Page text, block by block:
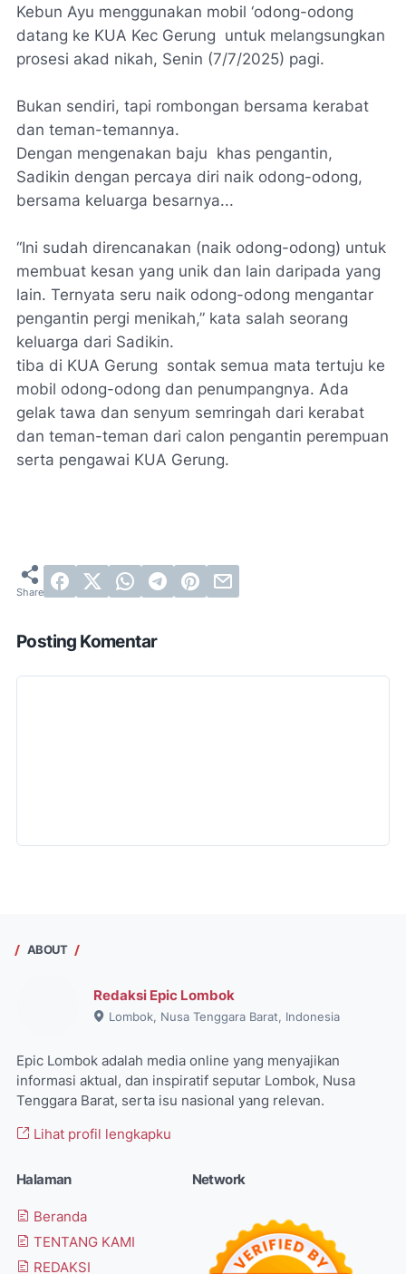
Kebun Ayu menggunakan mobil ‘odong-odong
datang ke KUA Kec Gerung untuk melangsungkan
prosesi akad nikah, Senin (7/7/2025) pagi.
Bukan sendiri, tapi rombongan bersama kerabat
dan teman-temannya.
Dengan mengenakan baju khas pengantin,
Sadikin dengan percaya diri naik odong-odong,
bersama keluarga besarnya...
“Ini sudah direncanakan (naik odong-odong) untuk
membuat kesan yang unik dan lain daripada yang
lain. Ternyata seru naik odong-odong mengantar
pengantin pergi menikah,” kata salah seorang
keluarga dari Sadikin.
tiba di KUA Gerung sontak semua mata tertuju ke
mobil odong-odong dan penumpangnya. Ada
gelak tawa dan senyum semringah dari kerabat
dan teman-teman dari calon pengantin perempuan
serta pengawai KUA Gerung.
Posting Komentar
ABOUT
Redaksi Epic Lombok
Lombok, Nusa Tenggara Barat, Indonesia
Epic Lombok adalah media online yang menyajikan
informasi aktual, dan inspiratif seputar Lombok, Nusa
Tenggara Barat, serta isu nasional yang relevan.
Lihat profil lengkapku
Halaman
Beranda
TENTANG KAMI
REDAKSI
Network